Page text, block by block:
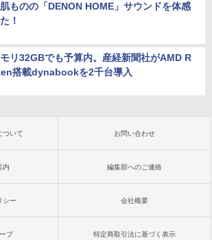
ものの「DENON HOME」サウンドを体感
！
リ32GBでも予算内。産経新聞社がAMD R
搭載dynabookを2千台導入
ついて お問い合わせ
内 編集部へのご連絡
シー 会社概要
プ 特定商取引法に基づく表示